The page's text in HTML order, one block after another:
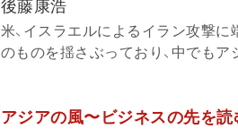
後藤康浩
米、イスラエルによるイラン攻撃
のものを揺さぶっており、中でも
アジアの風〜ビジネスの先を